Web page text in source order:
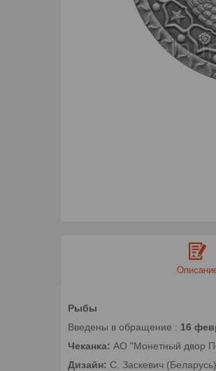
Рыбы
Введены в обращение : 16
Чеканка: АО "Монетный двор
Дизайн: С. Заскевич (Беларусь)